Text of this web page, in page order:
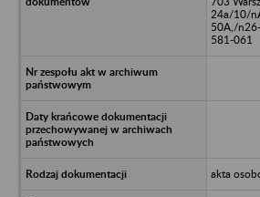
24a/10/
50A,/
581-061
akta